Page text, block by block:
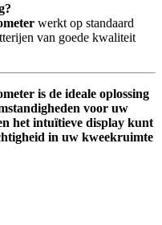
werkt op standaard
van goede kwaliteit
is de ideale oplossing
voor uw
het intuïtieve display kunt
in uw kweekruimte